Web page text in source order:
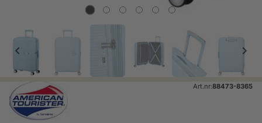
Art.nr:88473-8365